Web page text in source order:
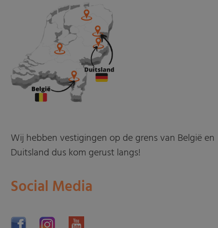
Wij hebben vestigingen op de grens van België en
Duitsland dus kom gerust langs!
Social Media